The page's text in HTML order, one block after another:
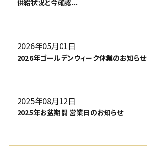
供給状況と今確認...
2026年05月01日
2026年ゴールデンウィーク休業のお知らせ
2025年08月12日
2025年お盆期間 営業日のお知らせ